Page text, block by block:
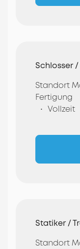
Schlosser
Standort
Fertigung
Vollzeit
Statiker /
Standort